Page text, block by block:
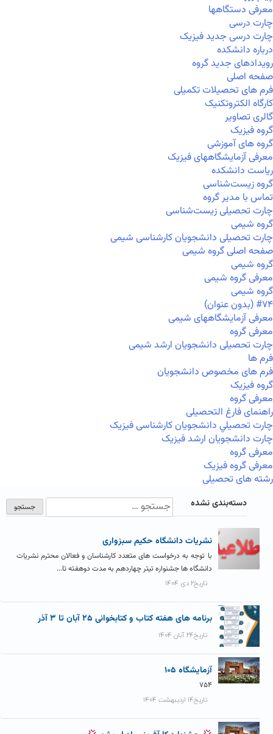
معرفی دستگاهها
چارت درسی
چارت درسی جدید فیزیک
درباره دانشکده
رویدادهای جدید گروه
صفحه اصلی
فرم های تحصیلات تکمیلی
کارگاه الکتروتکنیک
گالری تصاویر
گروه فیزیک
گروه های آموزشی
معرفی آزمایشگاههای فیزیک
ریاست دانشکده
گروه زیست‌شناسی
تماس با مدیر گروه
چارت تحصیلی زیست‌شناسی
گروه شیمی
چارت تحصیلی دانشجویان کارشناسی شیمی
صفحه اصلی گروه شیمی
گروه شیمی
معرفی گروه شیمی
گروه شیمی
#۷۴ (بدون عنوان)
معرفی آزمایشگاههای شیمی
معرفی گروه
چارت تحصیلی دانشجویان ارشد شیمی
فرم ها
فرم های مخصوص دانشجویان
گروه فیزیک
معرفی گروه
راهنمای فارغ التحصیلی
چارت تحصيلي دانشجویان کارشناسی فیزیک
چارت دانشجویان ارشد فیزیک
معرفی گروه
معرفی گروه فیزیک
رشته های تحصیلی
دسته‌بندی نشده
نشریات دانشگاه حکیم سبزواری
با توجه به درخواست های متعدد کارشناسان و فعالان محترم نشریات
دانشگاه ها جشنواره تیتر چهاردهم به مدت دوهفته تا...
تاریخ۲ دی ۱۴۰۴
برنامه های هفته کتاب و کتابخوانی ۲۵ آبان تا ۳ آذر
تاریخ۲۴ آبان ۱۴۰۴
آزمايشگاه ۱۰۵
۷۵۴
تاریخ۱۴ اردیبهشت ۱۴۰۴